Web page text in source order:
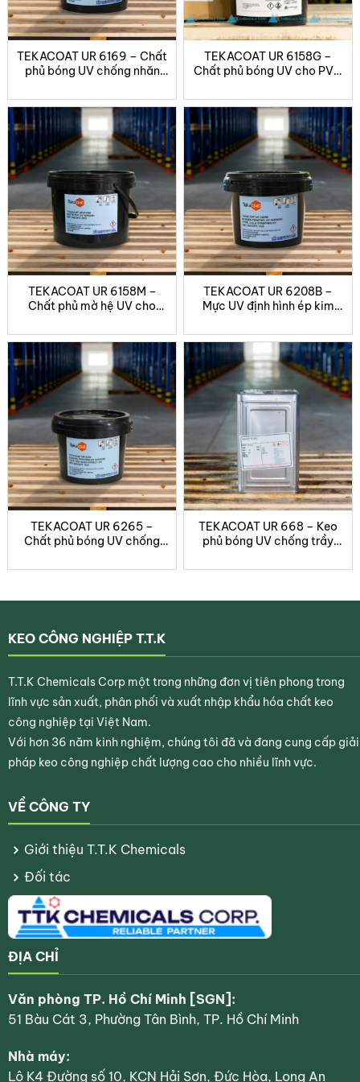
tem nhãn, bìa catalogue, thiệp và sản phẩm mỹ
phẩm cao cấp.
Thông số thi công:
Năng lượng đèn UV:100 – 120 mJ/cm² để đóng rắn
hoàn toàn.
Tốc độ sấy UV:≥ 20 m/phút.
Điều khiển độ nhám:
Hạt thô (Coarse):Lưới 100–200T
Hạt trung bình (Medium):Lưới 200–300T
Hạt mịn (Fine): Lưới 300–400T
Khuấy kỹ trước khi sử dụngđể đạt hiệu ứng đồng
đều.
Bảo quản & An toàn
THÔNG
CHI TIẾT
Đóng
gói
Thùng nhựa 5 kg.
Bảo
Nơi mát, tránh ánh nắng và nhiệt độ cao. Sau
khi mở nắp, nên sử dụng sớm nhất có thể. Làm
sạch dụng cụ bằng cồn IPA.
An toàn
TEKACOAT UR 6232 trước khi sử dụng.
TEKACOAT UR 6169 – Chất
phủ bóng UV chống nhăn
TEKACOAT UR 6158G –
Chất phủ bóng UV cho PVC
TEKACOAT UR 6158M –
Chất phủ mờ hệ UV cho
TEKACOAT UR 6208B –
Mực UV định hình ép kim
TEKACOAT UR 6265 –
Chất phủ bóng UV chống
TEKACOAT UR 668 – Keo
phủ bóng UV chống trầy
vàng
KEO CÔNG NGHIỆP T.T.K
T.T.K Chemicals Corp một trong những đơn vị tiên phong trong
lĩnh vực sản xuất, phân phối và xuất nhập khẩu hóa chất keo
công nghiệp tại Việt Nam.
Với hơn 36 năm kinh nghiệm, chúng tôi đã và đang cung cấp giải
pháp keo công nghiệp chất lượng cao cho nhiều lĩnh vực.
VỀ CÔNG TY
Giới thiệu T.T.K Chemicals
Đối tác
ĐỊA CHỈ
Văn phòng TP. Hồ Chí Minh [SGN]:
51 Bàu Cát 3, Phường Tân Bình, TP. Hồ Chí Minh
Nhà máy:
Lô K4 Đường số 10, KCN Hải Sơn, Đức Hòa, Long An